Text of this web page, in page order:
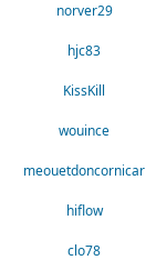
norver29
hjc83
KissKill
wouince
meouetdoncornicar
hiflow
clo78